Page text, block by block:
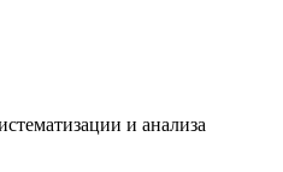
и анализа